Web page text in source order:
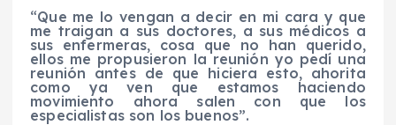
“Que me lo vengan a decir en mi cara y que
me traigan a sus doctores, a sus médicos a
sus enfermeras, cosa que no han querido,
ellos me propusieron la reunión yo pedí una
reunión antes de que hiciera esto, ahorita
como ya ven que estamos haciendo
movimiento ahora salen con que los
especialistas son los buenos”.